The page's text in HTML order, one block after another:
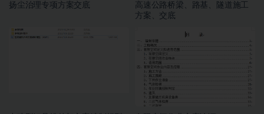
扬尘治理专项方案交底
高速公路桥梁、路基、隧道施工
方案、交底